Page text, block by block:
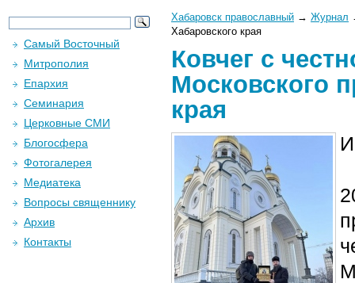
Хабаровск православный → Журнал
Хабаровского края
Ковчег с
Московского
края
Самый Восточный
Митрополия
Епархия
Семинария
Церковные СМИ
Блогосфера
Фотогалерея
Медиатека
Вопросы священнику
Архив
Контакты